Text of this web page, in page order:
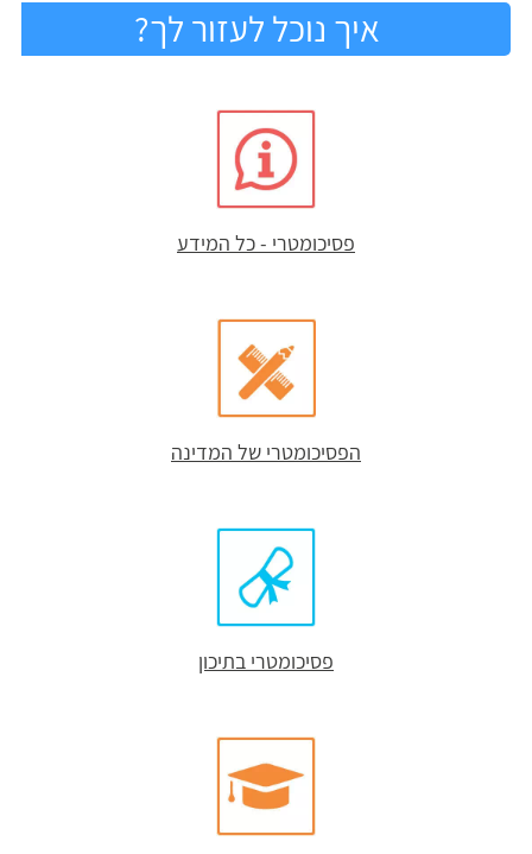
איך נוכל לעזור לך?
פסיכומטרי - כל המידע
הפסיכומטרי של המדינה
פסיכומטרי בתיכון